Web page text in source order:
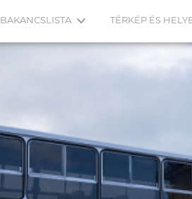
BAKANCSLISTA TÉRKÉP ÉS